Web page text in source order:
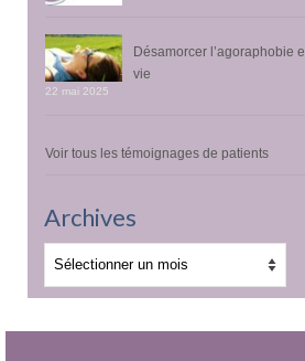
Désamorcer l’agoraphobie
vie
22 mai 2025
Voir tous les témoignages de patients
Archives